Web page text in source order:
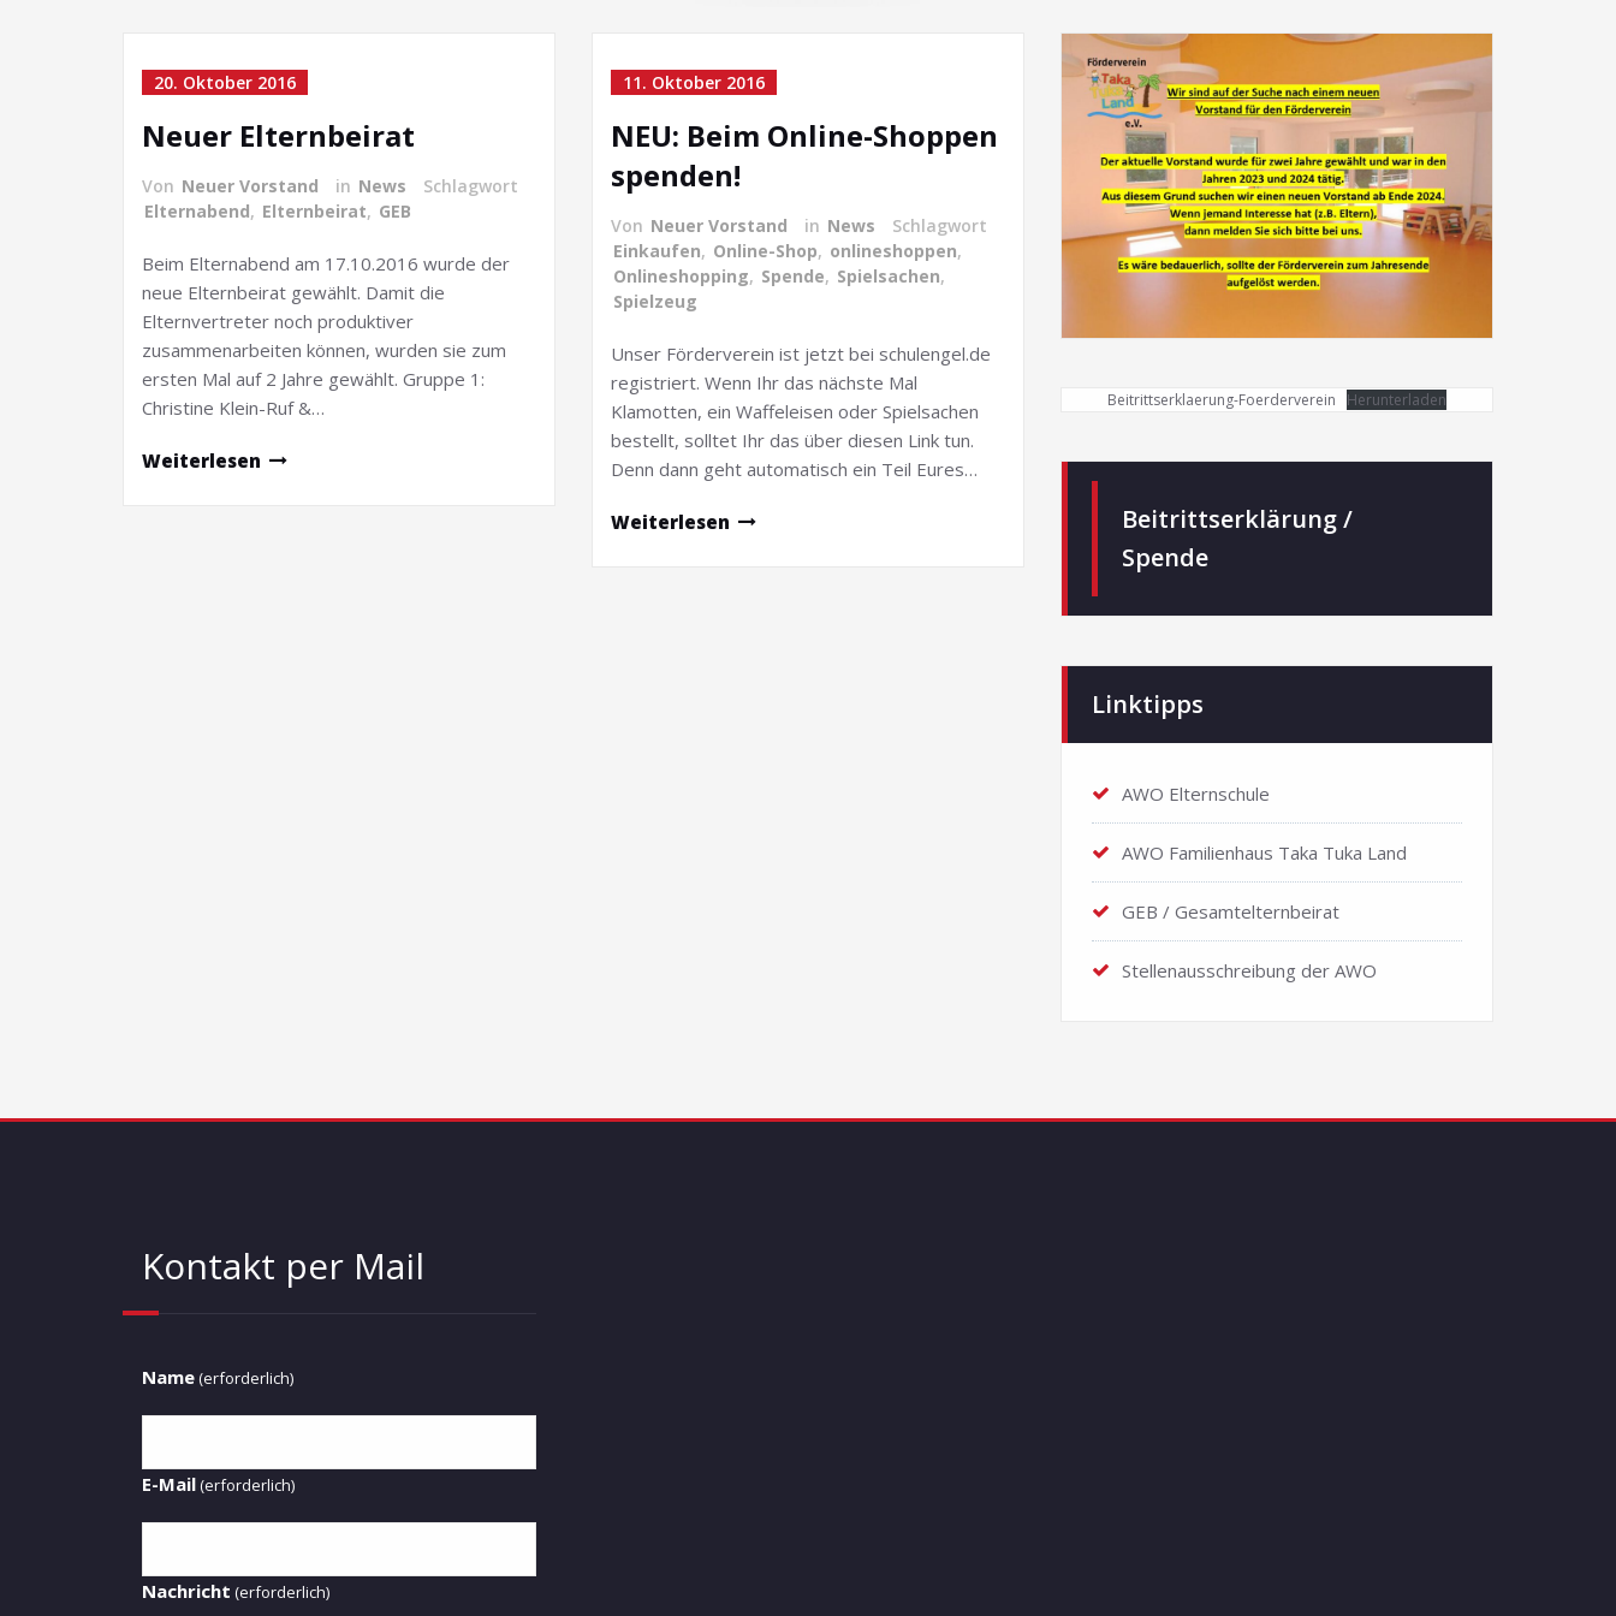
20. Oktober 2016
Neuer Elternbeirat
Von Neuer Vorstand in News
Schlagwort
Elternabend, Elternbeirat, GEB
Beim Elternabend am 17.10.2016 wurde der
neue Elternbeirat gewählt. Damit die
Elternvertreter noch produktiver
zusammenarbeiten können, wurden sie zum
ersten Mal auf 2 Jahre gewählt. Gruppe 1:
Christine Klein-Ruf &…
Weiterlesen
11. Oktober 2016
NEU: Beim Online-Shoppen
spenden!
Von Neuer Vorstand in News
Schlagwort
Einkaufen, Online-Shop, onlineshoppen,
Onlineshopping, Spende, Spielsachen,
Spielzeug
Unser Förderverein ist jetzt bei schulengel.de
registriert. Wenn Ihr das nächste Mal
Klamotten, ein Waffeleisen oder Spielsachen
bestellt, solltet Ihr das über diesen Link tun.
Denn dann geht automatisch ein Teil Eures…
Weiterlesen
Beitrittserklaerung-Foerderverein Herunterladen
Beitrittserklärung /
Spende
Linktipps
AWO Elternschule
AWO Familienhaus Taka Tuka Land
GEB / Gesamtelternbeirat
Stellenausschreibung der AWO
Kontakt per Mail
Name (erforderlich)
E-Mail (erforderlich)
Nachricht (erforderlich)